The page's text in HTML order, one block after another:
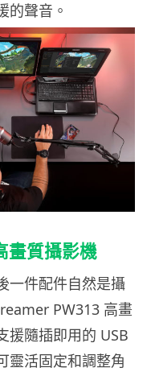
的聲音。
畫質攝影機
一件配件自然是攝
PW313 高畫
援隨插即用的 USB
靈活固定和調整角